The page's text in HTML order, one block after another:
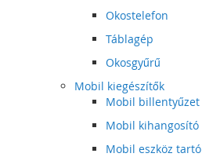
Okostelefon
Táblagép
Okosgyűrű
Mobil kiegészítők
Mobil billentyűzet
Mobil kihangosító
Mobil eszköz tartó